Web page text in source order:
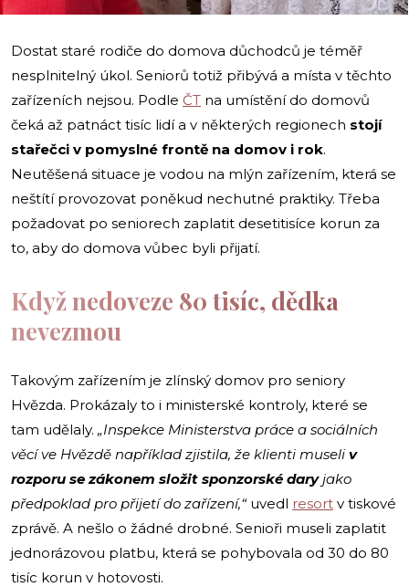
Dostat staré rodiče do domova důchodců je téměř
nesplnitelný úkol. Seniorů totiž přibývá a místa v těchto
zařízeních nejsou. Podle ČT na umístění do domovů
čeká až patnáct tisíc lidí a v některých regionech stojí
stařečci v pomyslné frontě na domov i rok.
Neutěšená situace je vodou na mlýn zařízením, která se
neštítí provozovat poněkud nechutné praktiky. Třeba
požadovat po seniorech zaplatit desetitisíce korun za
to, aby do domova vůbec byli přijatí.
Když nedoveze 80 tisíc, dědka
nevezmou
Takovým zařízením je zlínský domov pro seniory
Hvězda. Prokázaly to i ministerské kontroly, které se
tam udělaly. „Inspekce Ministerstva práce a sociálních
věcí ve Hvězdě například zjistila, že klienti museli v
rozporu se zákonem složit sponzorské daryjako
předpoklad pro přijetí do zařízení,“uvedl resort v tiskové
zprávě. A nešlo o žádné drobné. Senioři museli zaplatit
jednorázovou platbu, která se pohybovala od 30 do 80
tisíc korun v hotovosti.